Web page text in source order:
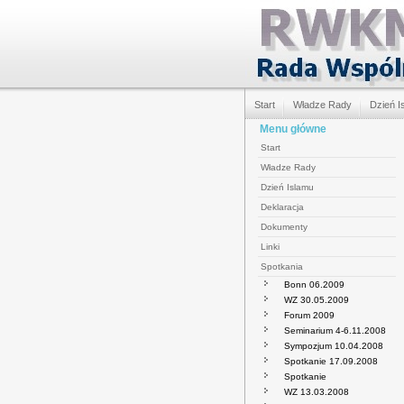
Start Władze Rady Dzień
Menu główne
Start
Władze Rady
Dzień Islamu
Deklaracja
Dokumenty
Linki
Spotkania
Bonn 06.2009
WZ 30.05.2009
Forum 2009
Seminarium 4-6.11.2008
Sympozjum 10.04.2008
Spotkanie 17.09.2008
Spotkanie
WZ 13.03.2008